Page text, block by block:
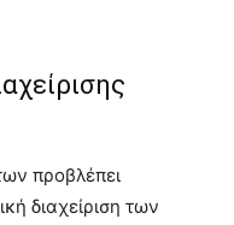
προβλέπει
διαχείριση των